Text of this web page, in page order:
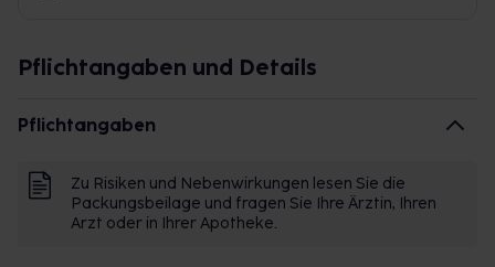
Pflichtangaben und Details
Pflichtangaben
Zu Risiken und Nebenwirkungen lesen Sie die
Packungsbeilage und fragen Sie Ihre Ärztin, Ihren
Arzt oder in Ihrer Apotheke.